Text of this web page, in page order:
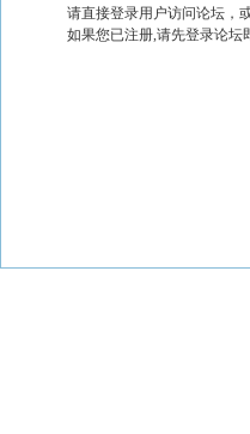
请直接登录用户访问论坛，
如果您已注册,请先登录论坛